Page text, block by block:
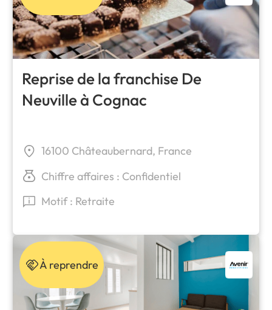
Reprise de la franchise De
Neuville à Cognac
16100 Châteaubernard, France
Chiffre affaires : Confidentiel
Motif : Retraite
À reprendre